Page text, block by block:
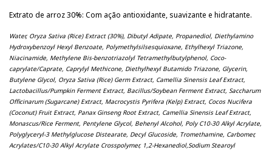
Extrato de arroz 30%: Com ação antioxidante, suavizante e hidratante.
Water, Oryza Sativa (Rice) Extract (30%), Dibutyl Adipate, Propanediol, Diethylamino
Hydroxybenzoyl Hexyl Benzoate, Polymethylsilsesquioxane, Ethylhexyl Triazone,
Niacinamide, Methylene Bis-benzotriazolyl Tetramethylbutylphenol, Coco-
caprylate/Caprate, Caprylyl Methicone, Diethylhexyl Butamido Triazone, Glycerin,
Butylene Glycol, Oryza Sativa (Rice) Germ Extract, Camellia Sinensis Leaf Extract,
Lactobacillus/Pumpkin Ferment Extract, Bacillus/Soybean Ferment Extract, Saccharum
Officinarum (Sugarcane) Extract, Macrocystis Pyrifera (Kelp) Extract, Cocos Nucifera
(Coconut) Fruit Extract, Panax Ginseng Root Extract, Camellia Sinensis Leaf Extract,
Monascus/Rice Ferment, Pentylene Glycol, Behenyl Alcohol, Poly C10-30 Alkyl Acrylate,
Polyglyceryl-3 Methylglucose Distearate, Decyl Glucoside, Tromethamine, Carbomer,
Acrylates/C10-30 Alkyl Acrylate Crosspolymer, 1,2-Hexanediol,Sodium Stearoyl